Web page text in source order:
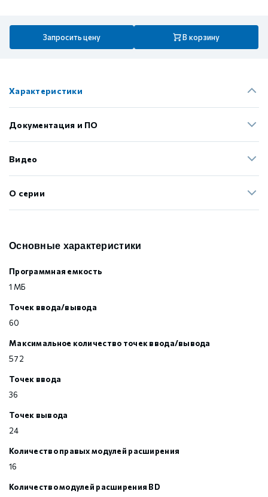
Запросить цену В корзину
Характеристики
Документация и ПО
Видео
О серии
Основные характеристики
Программная емкость
1 МБ
Точек ввода/вывода
60
Максимальное количество точек ввода/вывода
572
Точек ввода
36
Точек вывода
24
Количество правых модулей расширения
16
Количество модулей расширения BD